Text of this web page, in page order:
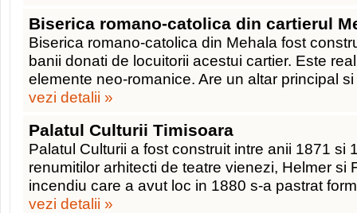
Biserica romano-catolica din cartierul
Biserica romano-catolica din Mehala fost
banii donati de locuitorii acestui cartier. Este
elemente neo-romanice. Are un altar principal si
vezi detalii »
Palatul Culturii Timisoara
Palatul Culturii a fost construit intre anii 1871 si
renumitilor arhitecti de teatre vienezi, Helmer si
incendiu care a avut loc in 1880 s-a pastrat
vezi detalii »